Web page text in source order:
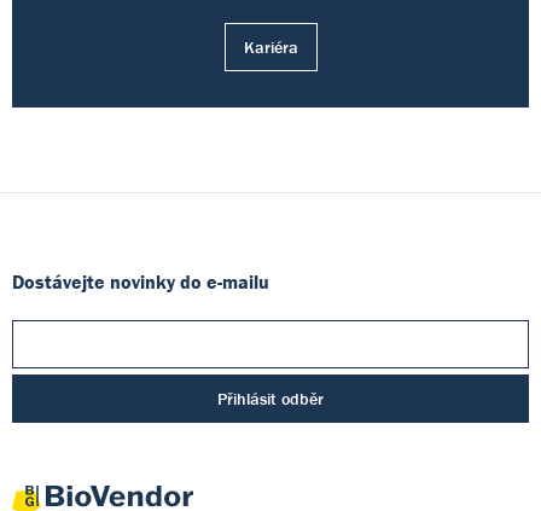
Kariéra
Dostávejte novinky do e-mailu
Přihlásit odběr